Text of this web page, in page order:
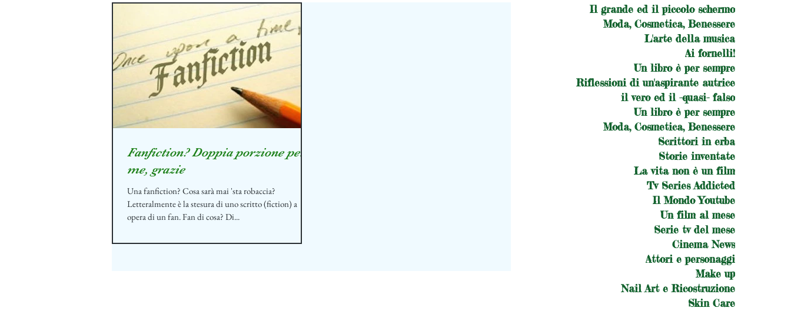
Fanfiction? Doppia porzione per
me, grazie
Una fanfiction? Cosa sarà mai 'sta robaccia?
Letteralmente è la stesura di uno scritto (fiction) a
opera di un fan. Fan di cosa? Di...
Il grande ed il piccolo schermo
Moda, Cosmetica, Benessere
L'arte della musica
Ai fornelli!
Un libro è per sempre
Riflessioni di un'aspirante autrice
il vero ed il -quasi- falso
Un libro è per sempre
Moda, Cosmetica, Benessere
Scrittori in erba
Storie inventate
La vita non è un film
Tv Series Addicted
Il Mondo Youtube
Un film al mese
Serie tv del mese
Cinema News
Attori e personaggi
Make up
Nail Art e Ricostruzione
Skin Care